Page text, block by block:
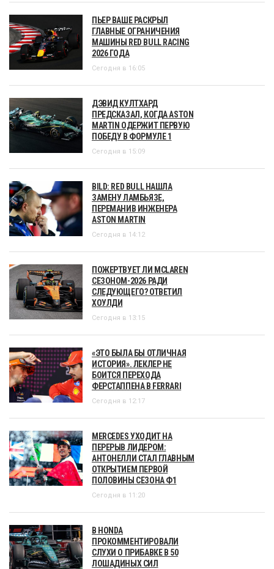
ПЬЕР ВАШЕ РАСКРЫЛ
ГЛАВНЫЕ ОГРАНИЧЕНИЯ
МАШИНЫ RED BULL RACING
2026 ГОДА
Сегодня в 16:05
ДЭВИД КУЛТХАРД
ПРЕДСКАЗАЛ, КОГДА ASTON
MARTIN ОДЕРЖИТ ПЕРВУЮ
ПОБЕДУ В ФОРМУЛЕ 1
Сегодня в 15:09
BILD: RED BULL НАШЛА
ЗАМЕНУ ЛАМБЬЯЗЕ,
ПЕРЕМАНИВ ИНЖЕНЕРА
ASTON MARTIN
Сегодня в 14:12
ПОЖЕРТВУЕТ ЛИ MCLAREN
СЕЗОНОМ-2026 РАДИ
СЛЕДУЮЩЕГО? ОТВЕТИЛ
ХОУЛДИ
Сегодня в 13:15
«ЭТО БЫЛА БЫ ОТЛИЧНАЯ
ИСТОРИЯ». ЛЕКЛЕР НЕ
БОИТСЯ ПЕРЕХОДА
ФЕРСТАППЕНА В FERRARI
Сегодня в 12:17
MERCEDES УХОДИТ НА
ПЕРЕРЫВ ЛИДЕРОМ:
АНТОНЕЛЛИ СТАЛ ГЛАВНЫМ
ОТКРЫТИЕМ ПЕРВОЙ
ПОЛОВИНЫ СЕЗОНА Ф1
Сегодня в 11:20
В HONDA
ПРОКОММЕНТИРОВАЛИ
СЛУХИ О ПРИБАВКЕ В 50
ЛОШАДИНЫХ СИЛ